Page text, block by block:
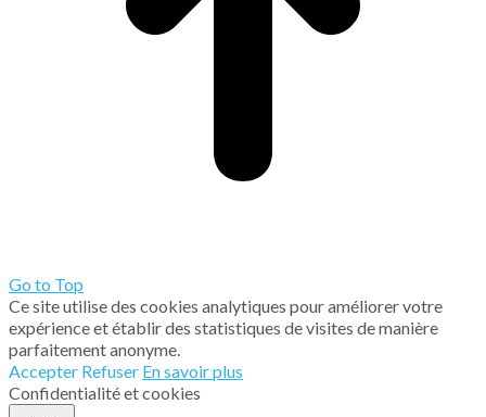
Go to Top
Ce site utilise des cookies analytiques pour améliorer votre
expérience et établir des statistiques de visites de manière
parfaitement anonyme.
Accepter Refuser En savoir plus
Confidentialité et cookies